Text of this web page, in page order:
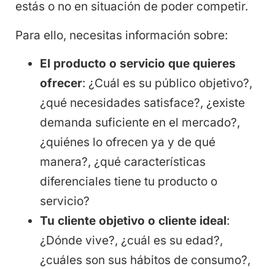
estás o no en situación de poder competir.
Para ello, necesitas información sobre:
El producto o servicio que quieres
ofrecer: ¿Cuál es su público objetivo?,
¿qué necesidades satisface?, ¿existe
demanda suficiente en el mercado?,
¿quiénes lo ofrecen ya y de qué
manera?, ¿qué características
diferenciales tiene tu producto o
servicio?
Tu cliente objetivo o cliente ideal:
¿Dónde vive?, ¿cuál es su edad?,
¿cuáles son sus hábitos de consumo?,